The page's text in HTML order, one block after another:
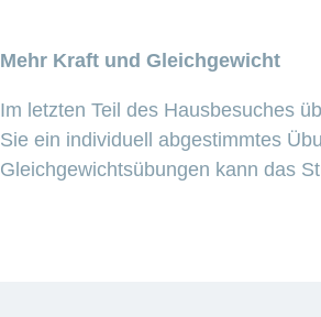
Mehr Kraft und Gleichgewicht
Im letzten Teil des Hausbesuches
Sie ein individuell abgestimmtes
Gleichgewichtsübungen kann das